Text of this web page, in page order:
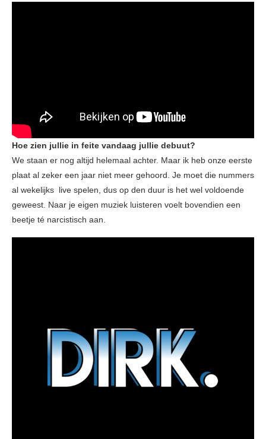
Hoe zien jullie in feite vandaag jullie debuut?
We staan er nog altijd helemaal achter. Maar ik heb onze eerste
plaat al zeker een jaar niet meer gehoord. Je moet die nummers
al wekelijks live spelen, dus op den duur is het wel voldoende
geweest. Naar je eigen muziek luisteren voelt bovendien een
beetje té narcistisch aan.